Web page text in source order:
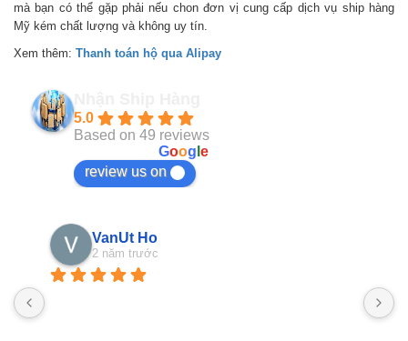
mà bạn có thể gặp phải nếu chon đơn vị cung cấp dịch vụ ship hàng
Mỹ kém chất lượng và không uy tín.
Xem thêm: Thanh toán hộ qua Alipay
5.0
Based on 49 reviews
Goog e
review us on
VanUt Ho
2 năm trước